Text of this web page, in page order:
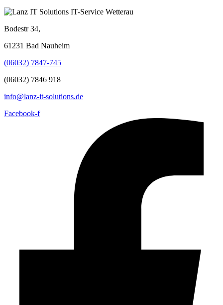
Bodestr 34,
61231 Bad Nauheim
(06032) 7847-745
(06032) 7846 918
info@lanz-it-solutions.de
Facebook-f